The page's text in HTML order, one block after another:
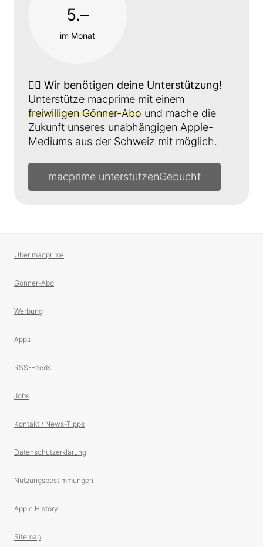
5.–
im Monat
👉🏼 Wir benötigen deine Unterstützung!
Unterstütze macprime mit einem
freiwilligen Gönner-Abo und mache die
Zukunft unseres unabhängigen Apple-
Mediums aus der Schweiz mit möglich.
macprime unterstützen
Über macprime
Gönner-Abo
Werbung
Apps
RSS-Feeds
Jobs
Kontakt / News-Tipps
Datenschutzerklärung
Nutzungsbestimmungen
Apple History
Sitemap